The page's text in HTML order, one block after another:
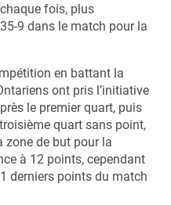
fois, plus
9 dans le match pour la
en battant la
ont pris l’initiative
le premier quart, puis
quart sans point,
zone de but pour la
à 12 points, cependant
derniers points du match